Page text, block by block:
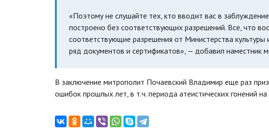
«Поэтому не слушайте тех, кто вводит вас в
построено без соответствующих разрешений. Все, что
соответствующие разрешения от Министерства
ряд документов и сертификатов», — добавил наместник
В заключение митрополит Почаевский Владимир еще раз
ошибок прошлых лет, в т.ч. периода атеистических гонений